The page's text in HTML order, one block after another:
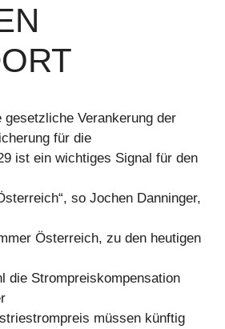
gesetzliche Verankerung der
für die
ist ein wichtiges Signal für den
so Jochen Danninger,
Österreich, zu den heutigen
die Strompreiskompensation
müssen künftig